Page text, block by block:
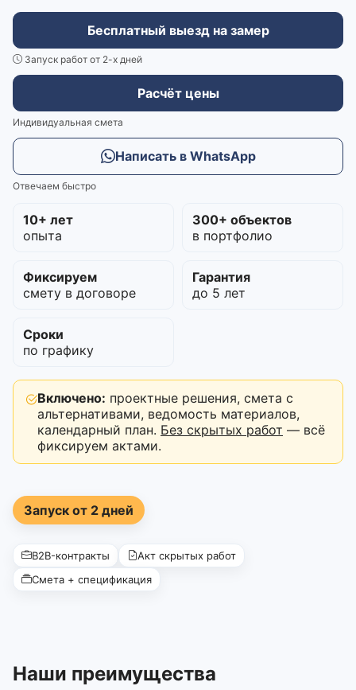
Бесплатный выезд на замер
Запуск работ от 2-х дней
Расчёт цены
Индивидуальная смета
Написать в WhatsApp
Отвечаем быстро
10+ лет
опыта
300+ объектов
в портфолио
Фиксируем
смету в договоре
Гарантия
до 5 лет
Сроки
по графику
Включено: проектные решения, смета с
альтернативами, ведомость материалов,
календарный план. Без скрытых работ — всё
фиксируем актами.
Запуск от 2 дней
B2B-контракты
Акт скрытых работ
Смета + спецификация
Наши преимущества